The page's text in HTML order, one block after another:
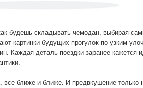
будешь складывать чемодан, выбирая
картинки будущих прогулок по узким
Каждая деталь поездки заранее кажется
все ближе и ближе. И предвкушение только